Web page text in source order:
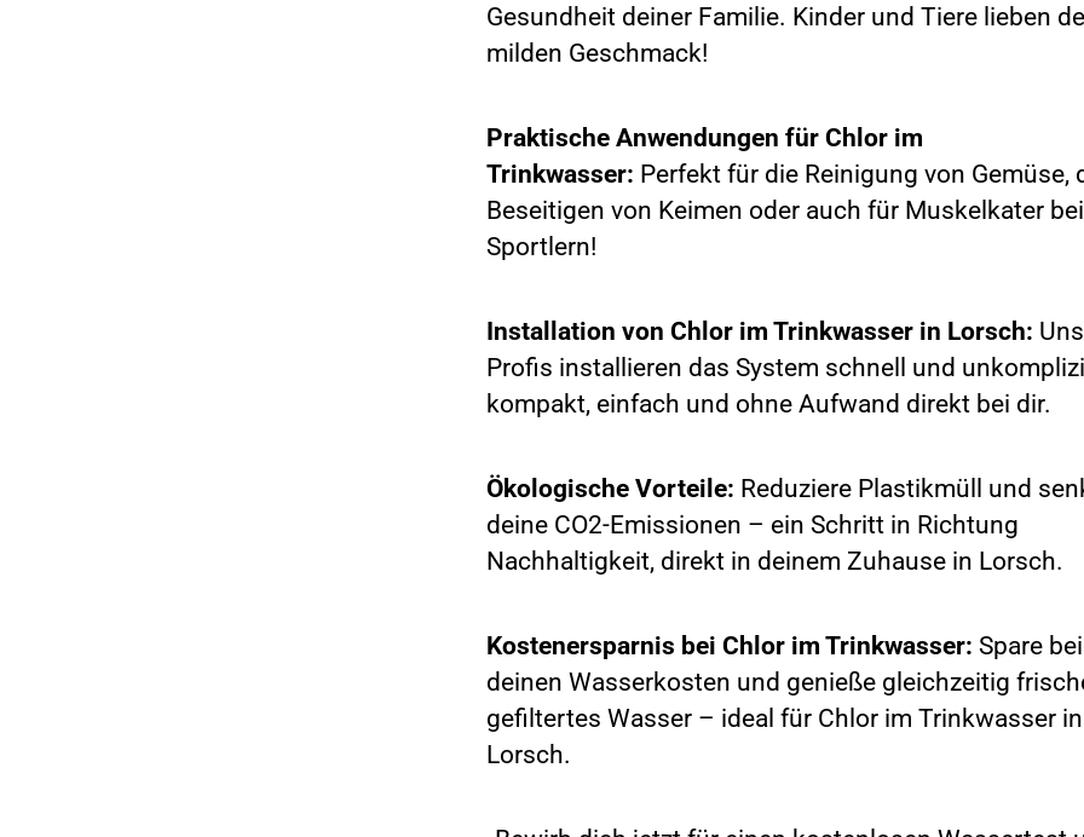
Gesundheit deiner Familie. Kinder und Tiere lieben
milden Geschmack!
Praktische Anwendungen für Chlor im
Trinkwasser: Perfekt für die Reinigung von Gemüse,
Beseitigen von Keimen oder auch für Muskelkater bei
Sportlern!
Installation von Chlor im Trinkwasser in Lorsch:
Profis installieren das System schnell und
kompakt, einfach und ohne Aufwand direkt bei dir.
Ökologische Vorteile: Reduziere Plastikmüll und
deine CO2-Emissionen – ein Schritt in Richtung
Nachhaltigkeit, direkt in deinem Zuhause in Lorsch.
Kostenersparnis bei Chlor im Trinkwasser: Spare bei
deinen Wasserkosten und genieße gleichzeitig
gefiltertes Wasser – ideal für Chlor im Trinkwasser in
Lorsch.